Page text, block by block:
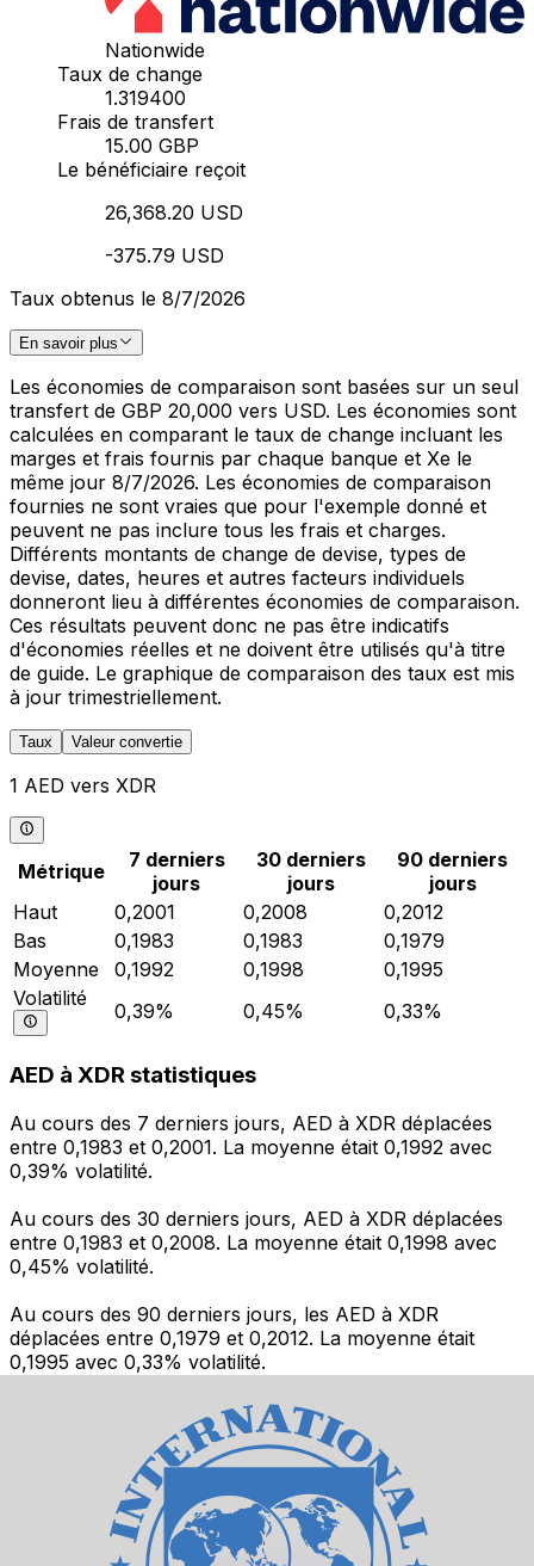
Nationwide
Taux de change
1.319400
Frais de transfert
15.00 GBP
Le bénéficiaire reçoit
26,368.20 USD
-375.79 USD
Taux obtenus le 8/7/2026
En savoir plus
Les économies de comparaison sont basées sur un seul
transfert de GBP 20,000 vers USD. Les économies sont
calculées en comparant le taux de change incluant les
marges et frais fournis par chaque banque et Xe le
même jour 8/7/2026. Les économies de comparaison
fournies ne sont vraies que pour l'exemple donné et
peuvent ne pas inclure tous les frais et charges.
Différents montants de change de devise, types de
devise, dates, heures et autres facteurs individuels
donneront lieu à différentes économies de comparaison.
Ces résultats peuvent donc ne pas être indicatifs
d'économies réelles et ne doivent être utilisés qu'à titre
de guide. Le graphique de comparaison des taux est mis
à jour trimestriellement.
Taux Valeur convertie
1 AED vers XDR
Métrique
7 derniers
jours
30 derniers
jours
90 derniers
jours
Haut
0,2001 0,2008
0,2012
Bas
0,1983 0,1983
0,1979
Moyenne
0,1992 0,1998
0,1995
Volatilité
0,39% 0,45% 0,33%
AED à XDR statistiques
Au cours des 7 derniers jours, AED à XDR déplacées
entre 0,1983 et 0,2001. La moyenne était 0,1992 avec
0,39% volatilité.
Au cours des 30 derniers jours, AED à XDR déplacées
entre 0,1983 et 0,2008. La moyenne était 0,1998 avec
0,45% volatilité.
Au cours des 90 derniers jours, les AED à XDR
déplacées entre 0,1979 et 0,2012. La moyenne était
0,1995 avec 0,33% volatilité.
Gérez votre argent et vos devises lorsque vous
êtes en déplacement
L'application Xe réunit toutes les fonctionnalités
nécessaires pour vos transferts d'argent internationaux